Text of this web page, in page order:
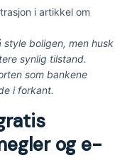
style boligen, men husk
synlig tilstand.
som bankene
i forkant.
og e-